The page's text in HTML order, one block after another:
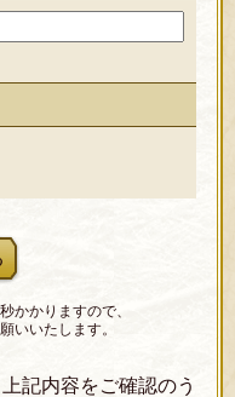
かかりますので、
いいたします。
記内容をご確認のう